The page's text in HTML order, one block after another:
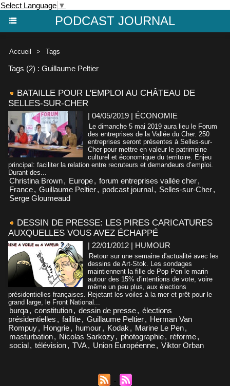
Select Language ▼
PODCAST JOURNAL
Accueil > Tags
Tags (2) : Guillaume Peltier
BATAILLE POUR L'EMPLOI AU CHÂTEAU DE
SELLES-SUR-CHER
| 04/05/2019 | ÉCONOMIE
Le dimanche 5 mai 2019 aura lieu le Forum
des entreprises de la Vallée du Cher. 250
entreprises seront présentes à Selles-sur-
Cher pour mettre en valeur le patrimoine
culturel et économique du territoire. Enjeu
principal: faciliter la relation entre recruteurs et demandeurs d’emploi.
Durant des...
Christina Brown, Europe, forum entreprises vallée cher,
France, Guillaume Peltier, podcast journal, Selles-sur-Cher,
Serge Gloumeaud
DESSIN DE PRESSE: LES PIRES CARICATURES
AUXQUELLES VOUS AVEZ ÉCHAPPÉ
| 22/01/2012 | HUMOUR
Retour sur une semaine d'actualité avec les
dessins de Art-Stok. Les sondages
maintiennent la fille de Pop Pen le marin
autour des 15% d'intentions de vote, voire
même un peu plus, aux élections
présidentielles françaises. Rejetant les voiles à la mer et prêt pour le
grand large, le Front National...
burqa, constitution, dessin de presse, élections
présidentielles , faillite, Guillaume Peltier, Herman Van
Rompuy, Hongrie, humour, Kodak , Marine Le Pen,
masturbation, Nicolas Sarkozy, photographie, réforme,
social, télévision, TVA, Union Européenne, Viktor Orban